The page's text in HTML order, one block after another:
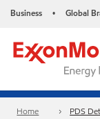
Business • Global
Home PDS